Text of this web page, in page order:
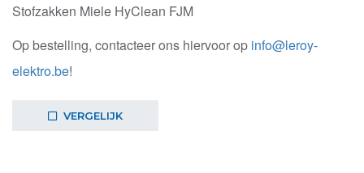
Stofzakken Miele HyClean FJM
Op bestelling, contacteer ons hiervoor op info@leroy-
elektro.be!
VERGELIJK